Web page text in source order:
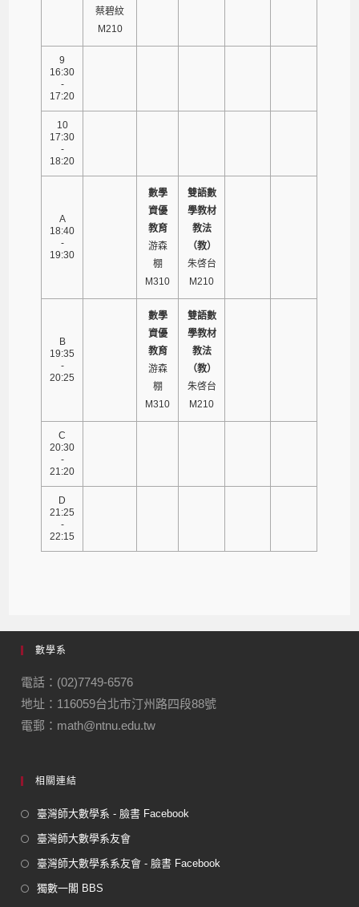
蔡碧紋
M210
9
16:30
-
17:20
10
17:30
-
18:20
A
18:40
-
19:30
數學
資優
教育
游森
棚
M310
雙語數
學教材
教法
（教）
朱啓台
M210
B
19:35
-
20:25
數學
資優
教育
游森
棚
M310
雙語數
學教材
教法
（教）
朱啓台
M210
C
20:30
-
21:20
D
21:25
-
22:15
數學系
電話：(02)7749-6576
地址：116059台北市汀州路四段88號
電郵：math@ntnu.edu.tw
相關連結
臺灣師大數學系 - 臉書 Facebook
臺灣師大數學系友會
臺灣師大數學系系友會 - 臉書 Facebook
獨數一閣 BBS